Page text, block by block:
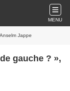
MENU
Jappe
gauche ? »,